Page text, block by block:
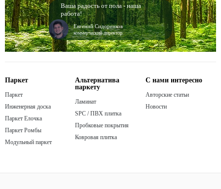
Ваша радость от пола - наша
работа!
Евгений Сидоренков
коммерческий директор
Паркет
Паркет
Инженерная доска
Паркет Елочка
Паркет Ромбы
Модульный паркет
Альтернатива
паркету
Ламинат
SPC / ПВХ плитка
Пробковые покрытия
Ковровая плитка
С нами интересно
Авторские статьи
Новости